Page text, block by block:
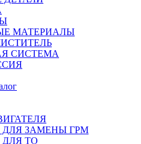
МАТЕРИАЛЫ
СИСТЕМА
ДЛЯ ЗАМЕНЫ ГРМ
ДЛЯ ТО